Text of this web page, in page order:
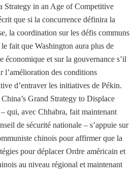
Strategy in an Age of Competitive
que si la concurrence définira la
la coordination sur les défis communs
fait que Washington aura plus de
économique et sur la gouvernance s’il
l’amélioration des conditions
d’entraver les initiatives de Pékin.
Grand Strategy to Displace
qui, avec Chhabra, fait maintenant
de sécurité nationale – s’appuie sur
chinois pour affirmer que la
pour déplacer Ordre américain et
au niveau régional et maintenant